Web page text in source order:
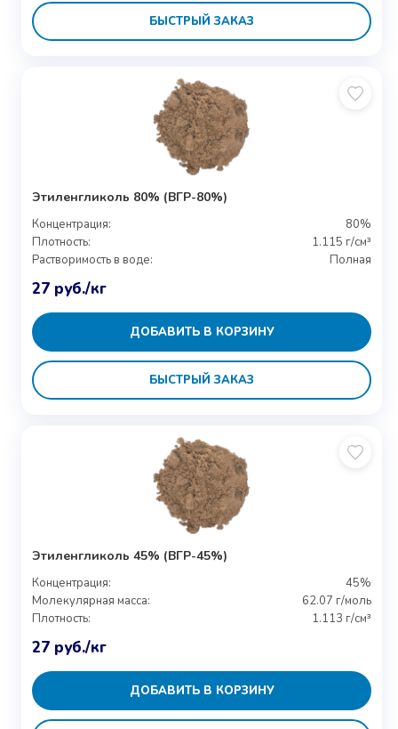
БЫСТРЫЙ ЗАКАЗ
Этиленгликоль 80% (ВГР-80%)
Концентрация:
80%
Плотность:
1.115 г/см³
Растворимость в воде:
Полная
27 руб./кг
ДОБАВИТЬ В КОРЗИНУ
БЫСТРЫЙ ЗАКАЗ
Этиленгликоль 45% (ВГР-45%)
Концентрация:
45%
Молекулярная масса:
62.07 г/моль
Плотность:
1.113 г/см³
27 руб./кг
ДОБАВИТЬ В КОРЗИНУ